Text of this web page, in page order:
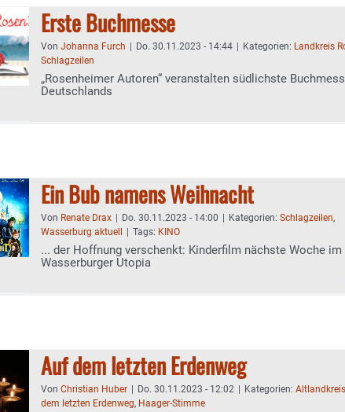
Erste Buchmesse
Von Johanna Furch Do. 30.11.2023 - 14:44 Kategorien: Landkreis
Schlagzeilen
„Rosenheimer Autoren“ veranstalten südlichste
Deutschlands
Ein Bub namens Weihnacht
Von Renate Drax Do. 30.11.2023 - 14:00 Kategorien: Schlagzeilen,
Wasserburg aktuell
Tags: KINO
... der Hoffnung verschenkt: Kinderfilm nächste Woche im
Wasserburger Utopia
Auf dem letzten Erdenweg
Von Christian Huber Do. 30.11.2023 - 12:02 Kategorien:
dem letzten Erdenweg, Haager-Stimme